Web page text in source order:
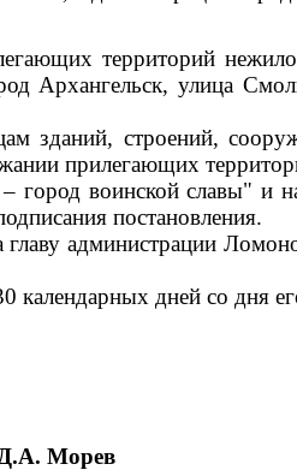
территорий
Архангельск, улица
зданий, строений,
прилегающих
– город воинской славы"
постановления.
администрации
календарных дней со дня
Д.А. Морев